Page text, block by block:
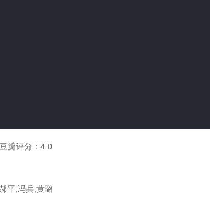
豆瓣评分： 4.0
平,冯兵,黄璐